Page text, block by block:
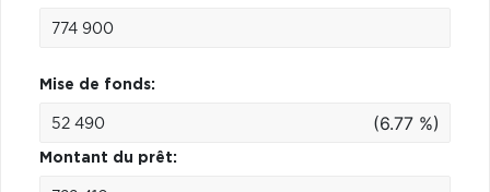
Mise de fonds:
(6.77 %)
Montant du prêt: